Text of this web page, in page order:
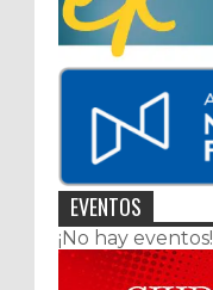
EVENTOS
¡No hay eventos!